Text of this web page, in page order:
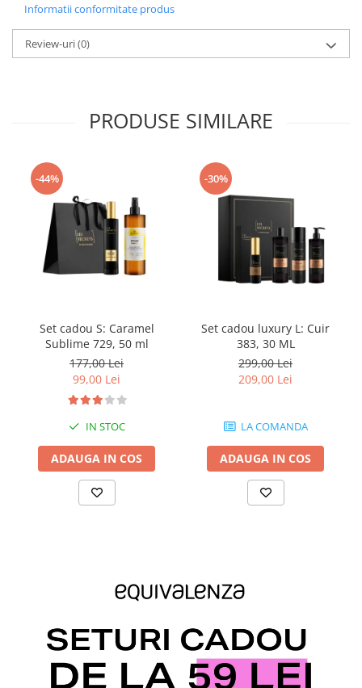
Informatii conformitate produs
Review-uri(0)
PRODUSE SIMILARE
-44%
Set cadou S: Caramel
Sublime 729, 50 ml
177,00 Lei
99,00 Lei
IN STOC
ADAUGA IN COS
-30%
Set cadou luxury L: Cuir
383, 30 ML
299,00 Lei
209,00 Lei
LA COMANDA
ADAUGA IN COS